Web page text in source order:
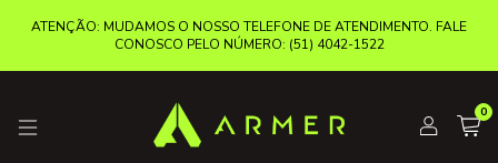
ATENÇÃO: MUDAMOS O NOSSO TELEFONE DE ATENDIMENTO. FALE
CONOSCO PELO NÚMERO: (51) 4042-1522
0